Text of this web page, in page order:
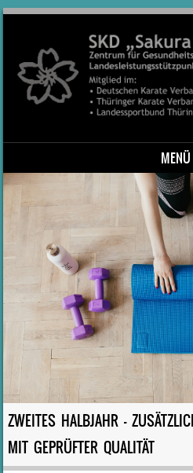
MENÜ
Skip to content
ZWEITES HALBJAHR –
MIT GEPRÜFTER QUALITÄT